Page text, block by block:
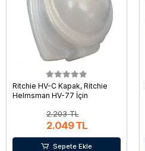
Ritchie HV-C Kapak, Ritchie
Helmsman HV-77 İçin
2.203 TL
2.049 TL
Sepete Ekle